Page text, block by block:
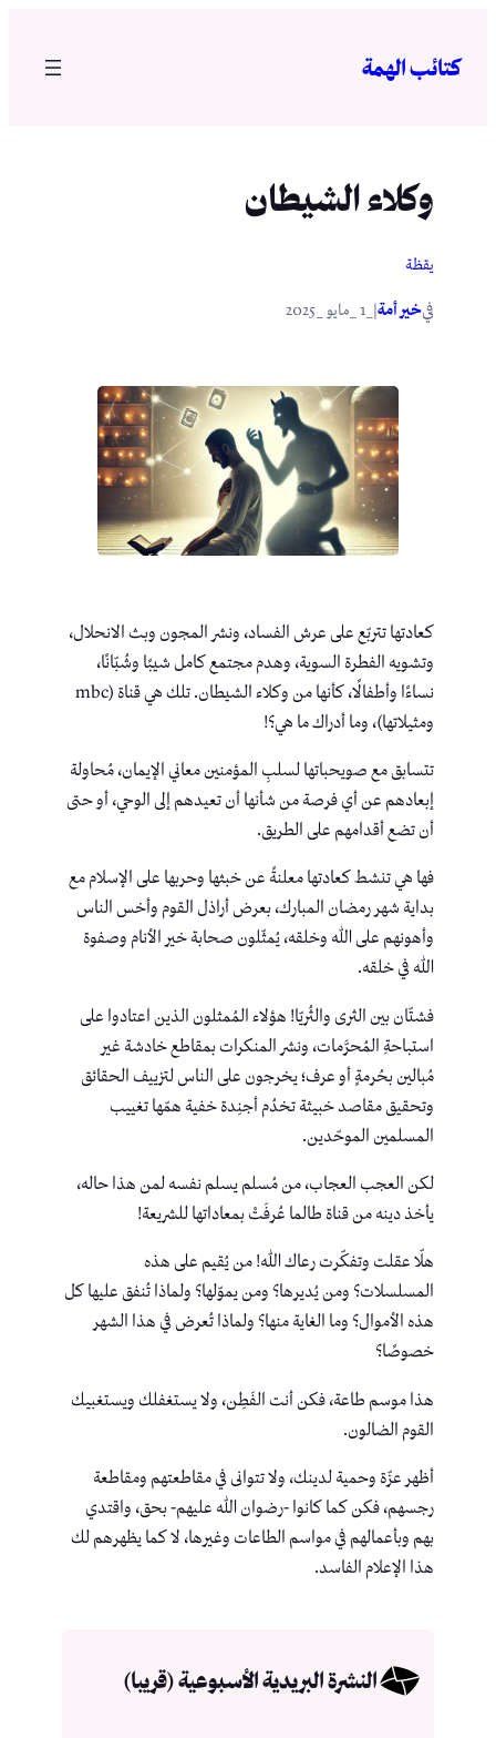
المحتوى
كتائب الهمة
وكلاء الشيطان
يقظة
فيخير أمة
كعادتها تتربّع على عرش الفساد، ونشر المجون وبث الانحلال،
وتشويه الفطرة السوية، وهدم مجتمع كامل شيبًا وشُبّانًا،
نساءًا وأطفالًا، كأنها من وكلاء الشيطان. تلك هي قناة (mbc
ومثيلاتها)، وما أدراك ما هي؟!
تتسابق مع صويحباتها لسلبِ المؤمنين معاني الإيمان، مُحاولة
إبعادهم عن أي فرصة من شأنها أن تعيدهم إلى الوحي، أو حتى
أن تضع أقدامهم على الطريق.
فها هي تنشط كعادتها معلنةً عن خبثها وحربها على الإسلام مع
بداية شهر رمضان المبارك، بعرض أراذل القوم وأخس الناس
وأهونهم على الله وخلقه، يُمثّلون صحابة خير الأنام وصفوة
الله في خلقه.
فشتّان بين الثرى والثُريّا! هؤلاء المُمثلون الذين اعتادوا على
استباحةِ المُحرَّمات، ونشر المنكرات بمقاطع خادشة غير
مُبالين بحُرمةٍ أو عرف؛ يخرجون على الناس لتزييف الحقائق
وتحقيق مقاصد خبيثة تخدُم أجنِدة خفية همّها تغييب
المسلمين الموحّدين.
لكن العجب العجاب، من مُسلم يسلم نفسه لمن هذا حاله،
يأخذ دينه من قناة طالما عُرفَتْ بمعاداتها للشريعة!
هلّا عقلت وتفكّرت رعاك الله! من يُقيم على هذه
المسلسلات؟ ومن يُديرها؟ ومن يموّلها؟ ولماذا تُنفق عليها كل
هذه الأموال؟ وما الغاية منها؟ ولماذا تُعرض في هذا الشهر
خصوصًا؟
هذا موسم طاعة، فكن أنت الفَطِن، ولا يستغفلك ويستغبيك
القوم الضالون.
أظهر عزّة وحمية لدينك، ولا تتوانى في مقاطعتهم ومقاطعة
رجسهم، فكن كما كانوا -رضوان الله عليهم- بحق، واقتدي
بهم وبأعمالهم في مواسم الطاعات وغيرها، لا كما يظهرهم لك
هذا الإعلام الفاسد.
النشرة البريدية الأسبوعية (قريبا)